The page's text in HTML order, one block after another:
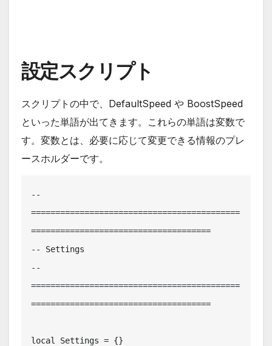
設定スクリプト
スクリプトの中で、DefaultSpeed や BoostSpeed
といった単語が出てきます。これらの単語は変数で
す。変数とは、必要に応じて変更できる情報のプレ
ースホルダーです。
--
===========================================
=====================================
-- Settings
--
===========================================
=====================================
local Settings = {}